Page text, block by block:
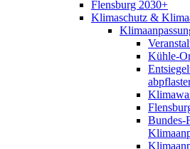
Flensburg 2030+
Klimaschutz &
Kühle-
Bundes-